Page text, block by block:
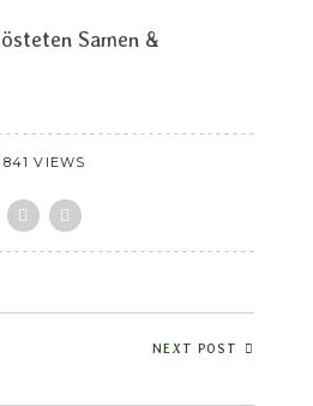
Samen &
841 VIEWS
NEXT POST